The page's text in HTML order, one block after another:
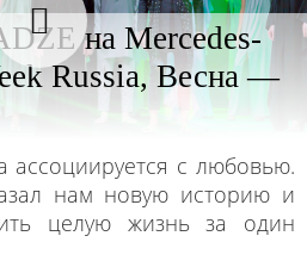
на Mercedes-
Russia, Весна —
ассоциируется с любовью.
нам новую историю и
целую жизнь за один